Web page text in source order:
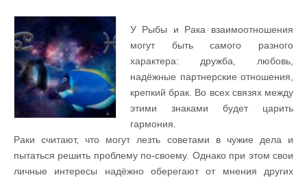
У Рыбы и Рака взаимоотношения
могут быть самого разного
характера: дружба, любовь,
надёжные партнерские отношения,
крепкий брак. Во всех связях между
этими знаками будет царить
гармония.
Раки считают, что могут лезть советами в чужие дела и
пытаться решить проблему по-своему. Однако при этом свои
личные интересы надёжно оберегают от мнения других